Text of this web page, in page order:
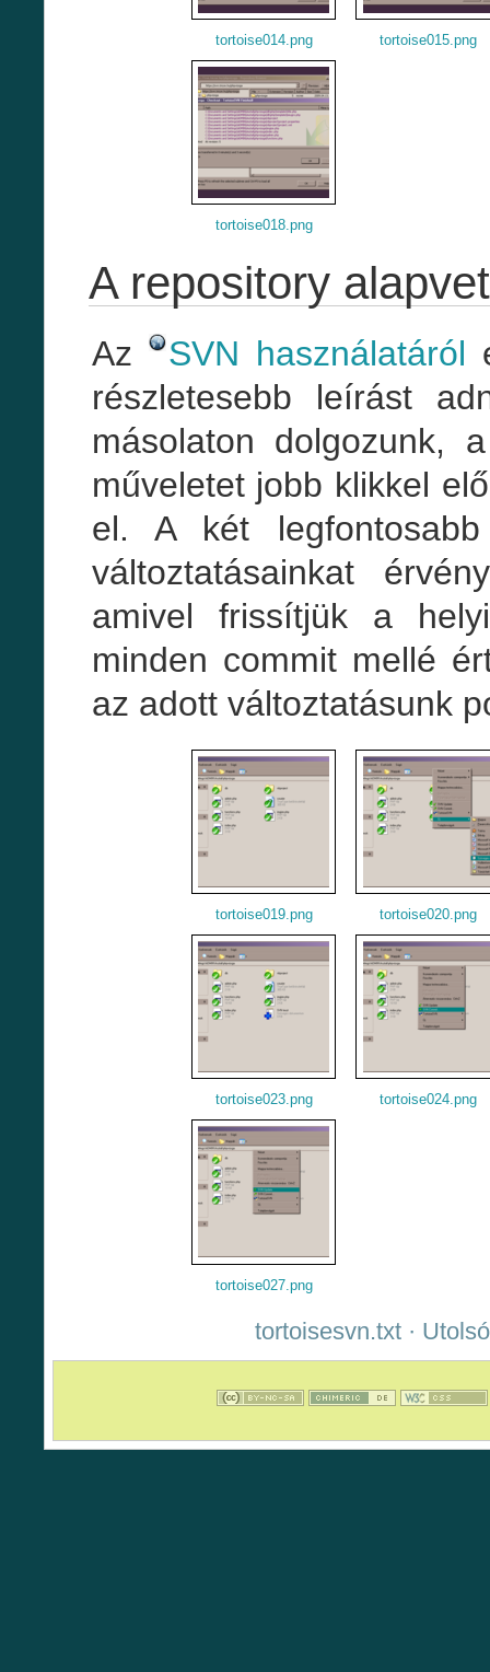
tortoise014.png tortoise015.png
tortoise018.png
A repository
Az SVN használatáról
részletesebb leírást
másolaton dolgozunk,
műveletet jobb klikkel
el. A két
változtatásainkat
amivel frissítjük a
minden commit mellé
az adott változtatásunk
tortoise019.png tortoise020.png
tortoise023.png tortoise024.png
tortoise027.png
tortoisesvn.txt·